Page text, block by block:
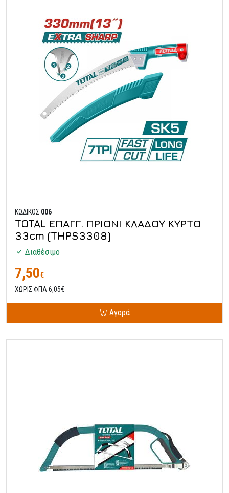
ΚΩΔΙΚΟΣ 006
TOTAL ΕΠΑΓΓ. ΠΡΙΟΝΙ ΚΛΑΔΟΥ ΚΥΡΤΟ
33cm (THPS3308)
Διαθέσιμο
7,50€
ΧΩΡΙΣ ΦΠΑ 6,05€
Αγορά